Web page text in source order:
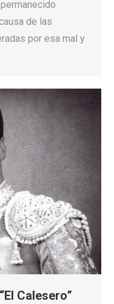
de las
por esa mal y
Calesero”